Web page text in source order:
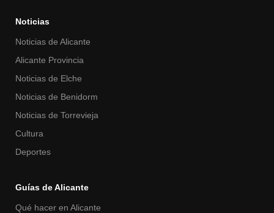
Noticias
Noticias de Alicante
Alicante Provincia
Noticias de Elche
Noticias de Benidorm
Noticias de Torrevieja
Cultura
Deportes
Guías de Alicante
Qué hacer en Alicante